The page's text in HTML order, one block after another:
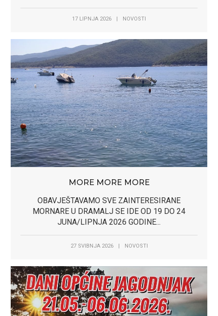
17 LIPNJA 2026 | NOVOSTI
MORE MORE MORE
OBAVJEŠTAVAMO SVE ZAINTERESIRANE
MORNARE U DRAMALJ SE IDE OD 19 DO 24
JUNA/LIPNJA 2026 GODINE...
27 SVIBNJA 2026 | NOVOSTI